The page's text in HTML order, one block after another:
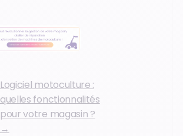
Logiciel motoculture :
quelles fonctionnalités
pour votre magasin ?
→